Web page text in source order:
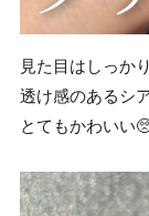
見た目はしっか
透け感のあるシ
とてもかわいい